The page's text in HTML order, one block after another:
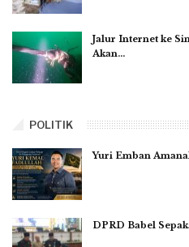
Jalur Internet ke
Akan…
POLITIK
Yuri Emban
DPRD Babel